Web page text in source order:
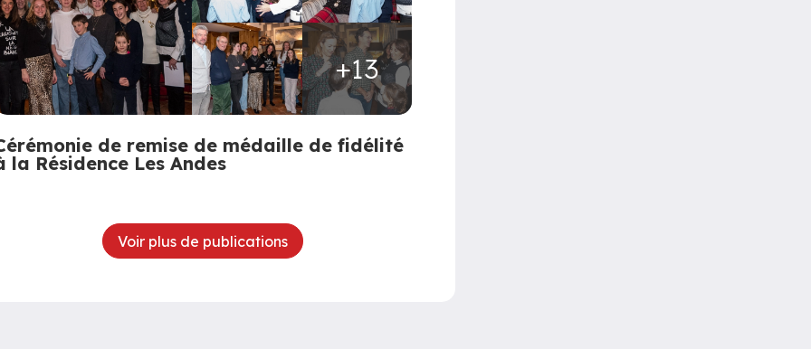
+13
de remise de médaille de fidélité
la Résidence Les Andes
Voir plus de publications